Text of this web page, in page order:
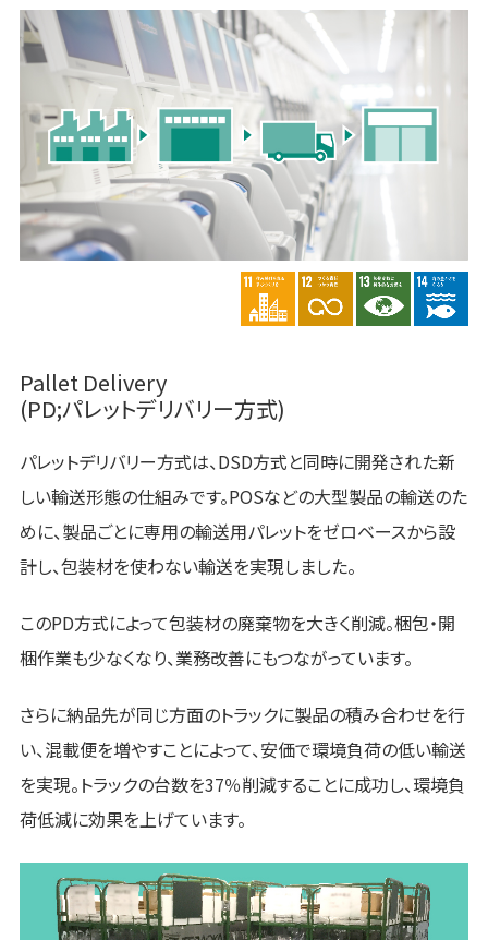
Pallet Delivery
(PD;パレットデリバリー方式)
パレットデリバリー方式は、DSD方式と同時に開発された新
しい輸送形態の仕組みです。POSなどの大型製品の輸送のた
めに、製品ごとに専用の輸送用パレットをゼロベースから設
計し、包装材を使わない輸送を実現しました。
このPD方式によって包装材の廃棄物を大きく削減。梱包・開
梱作業も少なくなり、業務改善にもつながっています。
さらに納品先が同じ方面のトラックに製品の積み合わせを行
い、混載便を増やすことによって、安価で環境負荷の低い輸送
を実現。トラックの台数を37％削減することに成功し、環境負
荷低減に効果を上げています。